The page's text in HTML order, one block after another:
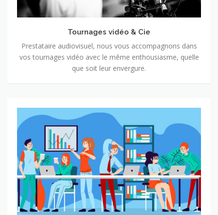
Tournages vidéo & Cie
Prestataire audiovisuel, nous vous accompagnons dans
vos tournages vidéo avec le même enthousiasme, quelle
que soit leur envergure.